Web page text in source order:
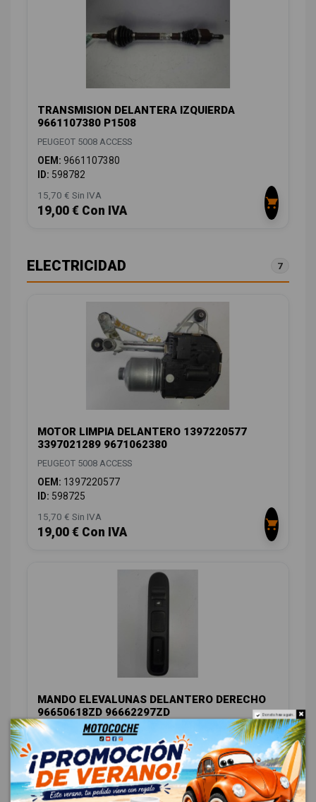
TRANSMISION DELANTERA IZQUIERDA
9661107380 P1508
PEUGEOT 5008 ACCESS
OEM: 9661107380
ID: 598782
15,70 € Sin IVA
19,00 € Con IVA
ELECTRICIDAD 7
MOTOR LIMPIA DELANTERO 1397220577
3397021289 9671062380
PEUGEOT 5008 ACCESS
OEM: 1397220577
ID: 598725
15,70 € Sin IVA
19,00 € Con IVA
MANDO ELEVALUNAS DELANTERO DERECHO
96650618ZD 96662297ZD
PEUGEOT 5008 ACCESS
OEM:96650618ZD
ID:598808
8,26 € Sin IVA
Do not show again.